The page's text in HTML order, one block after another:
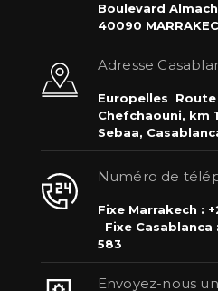
Boulevard
40090
Adresse
Europelles
Route
Chefchaouni, km
Sebaa,
Numéro de
Fixe Marrakech :
Fixe Casablanca
583
Envoyez-nous